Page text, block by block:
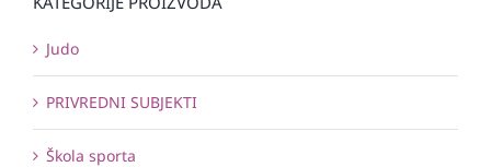
Judo
PRIVREDNI SUBJEKTI
Škola sporta